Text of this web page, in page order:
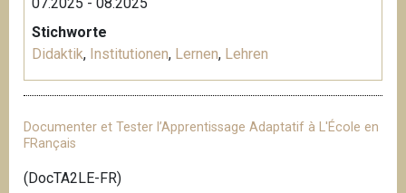
07.2025 - 08.2025
Stichworte
Didaktik, Institutionen, Lernen, Lehren
Documenter et Tester l’Apprentissage Adaptatif à L'École en
FRançais
(DocTA2LE-FR)